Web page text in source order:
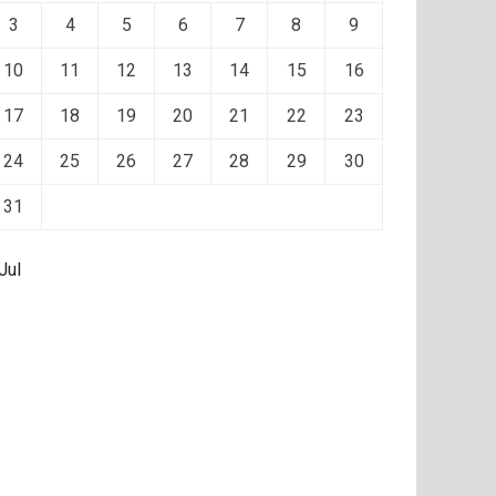
3 4 5 6 7 8 9
10 11 12 13 14 15 16
17 18 19 20 21 22 23
24 25 26 27 28 29 30
31